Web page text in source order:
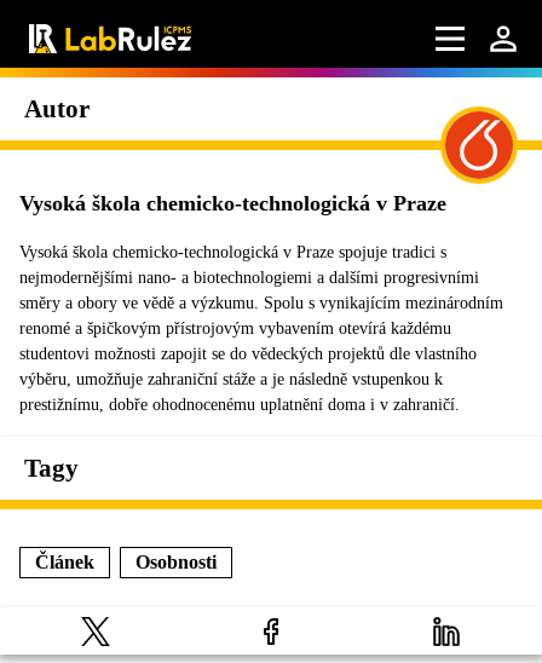
Autor
Vysoká škola chemicko-technologická v Praze
Vysoká škola chemicko-technologická v Praze spojuje tradici s
nejmodernějšími nano- a biotechnologiemi a dalšími progresivními
směry a obory ve vědě a výzkumu. Spolu s vynikajícím mezinárodním
renomé a špičkovým přístrojovým vybavením otevírá každému
studentovi možnosti zapojit se do vědeckých projektů dle vlastního
výběru, umožňuje zahraniční stáže a je následně vstupenkou k
prestižnímu, dobře ohodnocenému uplatnění doma i v zahraničí.
Tagy
Článek Osobnosti